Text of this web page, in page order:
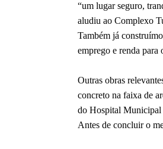
“um lugar seguro,
aludiu ao Complexo
Também já
emprego e renda para
Outras obras
concreto na faixa de
do Hospital Municipal
Antes de concluir o